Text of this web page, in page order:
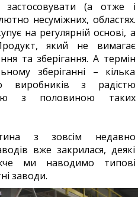
(а отже і
несуміжних, областях.
на регулярній основі, а
який не вимагає
та зберігання. А термін
зберіганні – кілька
виробників з радістю
з половиною таких
з зовсім недавно
вже закрилася, деякі
ми наводимо типові
заводи.